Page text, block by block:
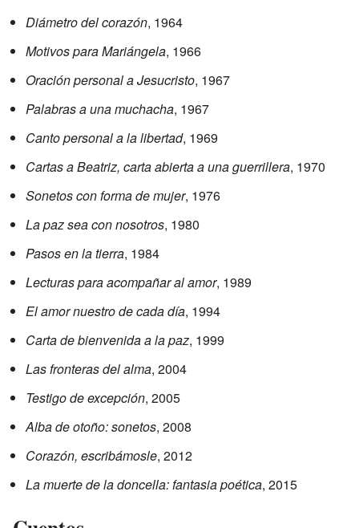
Diámetro del corazón, 1964
Motivos para Mariángela, 1966
Oración personal a Jesucristo, 1967
Palabras a una muchacha, 1967
Canto personal a la libertad, 1969
Cartas a Beatriz, carta abierta a una guerrillera, 1970
Sonetos con forma de mujer, 1976
La paz sea con nosotros, 1980
Pasos en la tierra, 1984
Lecturas para acompañar al amor, 1989
El amor nuestro de cada día, 1994
Carta de bienvenida a la paz, 1999
Las fronteras del alma, 2004
Testigo de excepción, 2005
Alba de otoño: sonetos, 2008
Corazón, escribámosle, 2012
La muerte de la doncella: fantasia poética, 2015